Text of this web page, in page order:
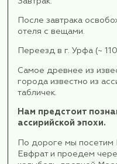
Переезд в г.
знакомству с
Халфети -
берегу
Азии - Евфрата.
Турции) впитал в
Благодаря